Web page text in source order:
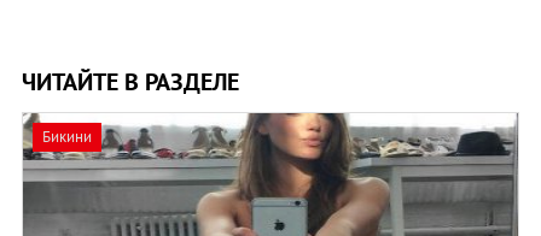
ЧИТАЙТЕ В РАЗДЕЛЕ
Бикини